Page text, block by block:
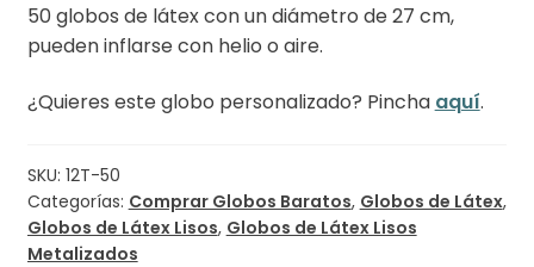
50 globos de látex con un diámetro de 27 cm,
pueden inflarse con helio o aire.
¿Quieres este globo personalizado? Pincha aquí.
SKU: 12T-50
Categorías: Comprar Globos Baratos, Globos de Látex,
Globos de Látex Lisos, Globos de Látex Lisos
Metalizados